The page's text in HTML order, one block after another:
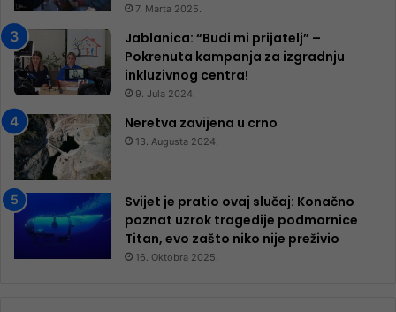
7. Marta 2025.
Jablanica: “Budi mi prijatelj” –
Pokrenuta kampanja za izgradnju
inkluzivnog centra!
9. Jula 2024.
Neretva zavijena u crno
13. Augusta 2024.
Svijet je pratio ovaj slučaj: Konačno
poznat uzrok tragedije podmornice
Titan, evo zašto niko nije preživio
16. Oktobra 2025.